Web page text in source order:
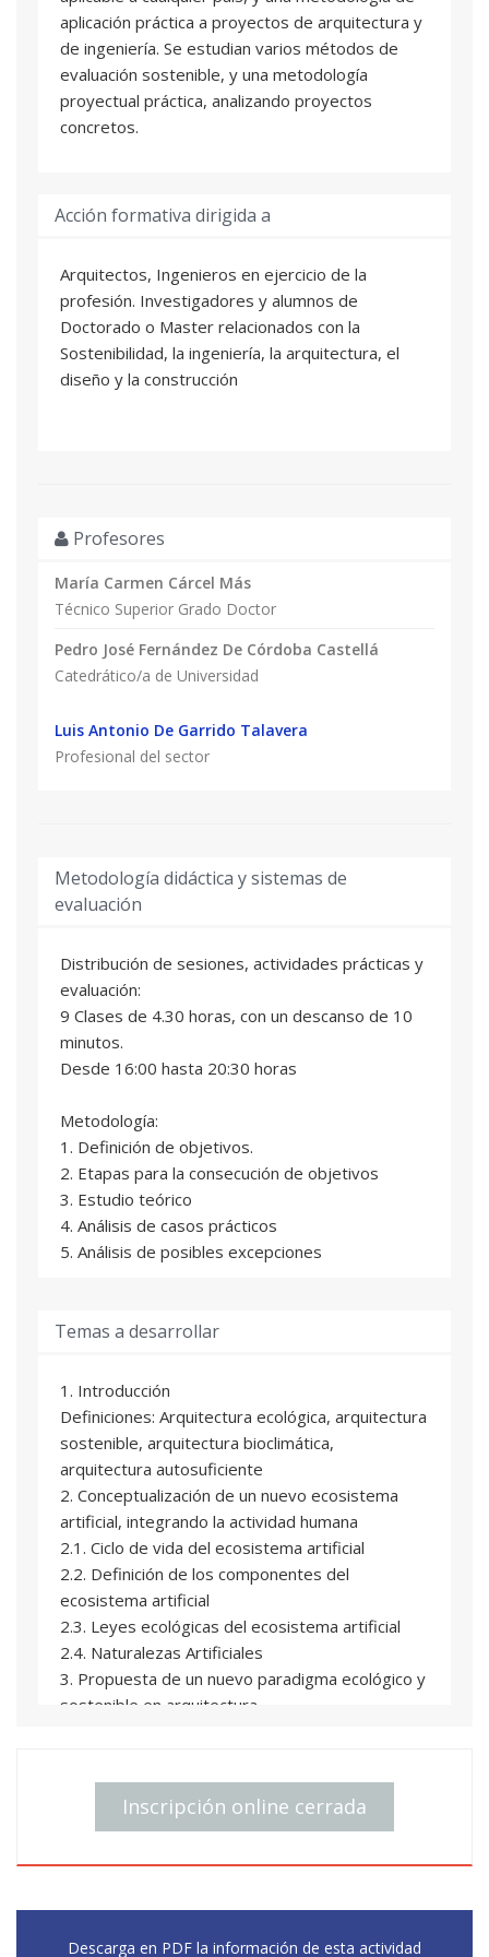
aplicación práctica a proyectos de arquitectura y
de ingeniería. Se estudian varios métodos de
evaluación sostenible, y una metodología
proyectual práctica, analizando proyectos
concretos.
Acción formativa dirigida a
Arquitectos, Ingenieros en ejercicio de la
profesión. Investigadores y alumnos de
Doctorado o Master relacionados con la
Sostenibilidad, la ingeniería, la arquitectura, el
diseño y la construcción
Profesores
María Carmen Cárcel Más
Técnico Superior Grado Doctor
Pedro José Fernández De Córdoba Castellá
Catedrático/a de Universidad
Luis Antonio De Garrido Talavera
Profesional del sector
Metodología didáctica y sistemas de
evaluación
Distribución de sesiones, actividades prácticas y
evaluación:
9 Clases de 4.30 horas, con un descanso de 10
minutos.
Desde 16:00 hasta 20:30 horas
Metodología:
1. Definición de objetivos.
2. Etapas para la consecución de objetivos
3. Estudio teórico
4. Análisis de casos prácticos
5. Análisis de posibles excepciones
Temas a desarrollar
1. Introducción
Definiciones: Arquitectura ecológica, arquitectura
sostenible, arquitectura bioclimática,
arquitectura autosuficiente
2. Conceptualización de un nuevo ecosistema
artificial, integrando la actividad humana
2.1. Ciclo de vida del ecosistema artificial
2.2. Definición de los componentes del
ecosistema artificial
2.3. Leyes ecológicas del ecosistema artificial
2.4. Naturalezas Artificiales
3. Propuesta de un nuevo paradigma ecológico y
sostenible en arquitectura
5. Estrategia general para lograr un nuevo
paradigma sostenible en arquitectura
5.1. Identificación de una nueva arquitectura
sostenible integrada en el ecosistema
5.3. Evaluación por medio de los indicadores
sostenibles
Inscripción online cerrada
Descarga en PDF la información de esta actividad